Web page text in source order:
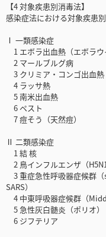
【4 対象疾患別消毒法】
感染症法における対象疾患
Ⅰ 一類感染症
1 エボラ出血熱（エボラウ
2 マールブルグ病
3 クリミア・コンゴ出血熱
4 ラッサ熱
5 南米出血熱
6 ペスト
7 痘そう（天然痘）
Ⅱ 二類感染症
1 結 核
2 鳥インフルエンザ（H5N1
3 重症急性呼吸器症候群
SARS）
4 中東呼吸器症候群（
5 急性灰白髄炎（ポリオ）
6 ジフテリア